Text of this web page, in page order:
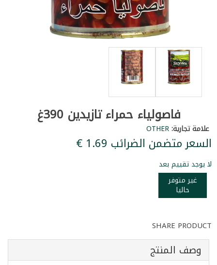
فاصولياء حمراء تازيدين 390غ
علامة تجارية:OTHER
السعر متضمن الضرائب ‏1.69 €
لا يوجد تقييم بعد
غير متوفر
حاليا
SHARE PRODUCT
وصف المنتج